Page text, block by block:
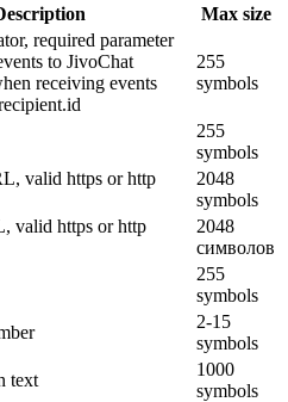
Max size
required parameter
to JivoChat
receiving events
255
symbols
255
symbols
valid https or http
2048
symbols
valid https or http
2048
символов
255
symbols
2-15
symbols
text
1000
symbols